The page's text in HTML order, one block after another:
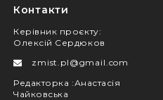
Контакти
Керівник проєкту:
Олексій Сердюков
zmist.pl@gmail.com
Редакторка :Анастасія
Чайковська